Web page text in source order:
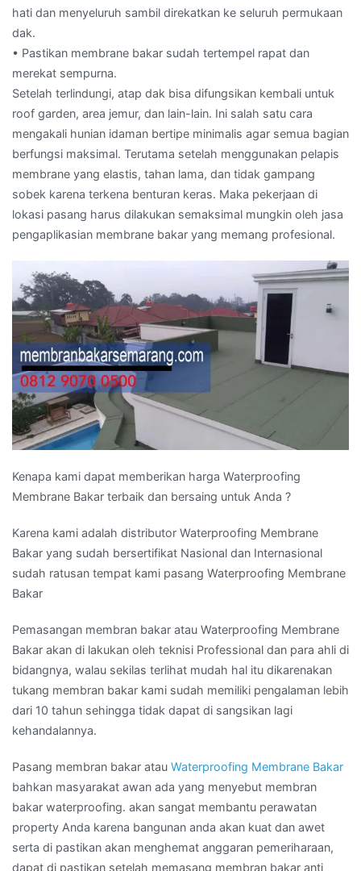
hati dan menyeluruh sambil direkatkan ke seluruh permukaan
dak.
• Pastikan membrane bakar sudah tertempel rapat dan
merekat sempurna.
Setelah terlindungi, atap dak bisa difungsikan kembali untuk
roof garden, area jemur, dan lain-lain. Ini salah satu cara
mengakali hunian idaman bertipe minimalis agar semua bagian
berfungsi maksimal. Terutama setelah menggunakan pelapis
membrane yang elastis, tahan lama, dan tidak gampang
sobek karena terkena benturan keras. Maka pekerjaan di
lokasi pasang harus dilakukan semaksimal mungkin oleh jasa
pengaplikasian membrane bakar yang memang profesional.
Kenapa kami dapat memberikan harga Waterproofing
Membrane Bakar terbaik dan bersaing untuk Anda ?
Karena kami adalah distributor Waterproofing Membrane
Bakar yang sudah bersertifikat Nasional dan Internasional
sudah ratusan tempat kami pasang Waterproofing Membrane
Bakar
Pemasangan membran bakar atau Waterproofing Membrane
Bakar akan di lakukan oleh teknisi Professional dan para ahli di
bidangnya, walau sekilas terlihat mudah hal itu dikarenakan
tukang membran bakar kami sudah memiliki pengalaman lebih
dari 10 tahun sehingga tidak dapat di sangsikan lagi
kehandalannya.
Pasang membran bakar atau Waterproofing Membrane Bakar
bahkan masyarakat awan ada yang menyebut membran
bakar waterproofing. akan sangat membantu perawatan
property Anda karena bangunan anda akan kuat dan awet
serta di pastikan akan menghemat anggaran pemeriharaan,
dapat di pastikan setelah memasang membran bakar anti